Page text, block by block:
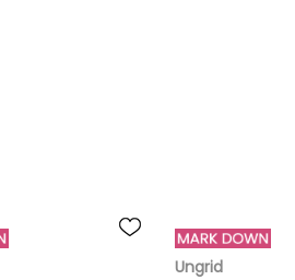
Ungrid